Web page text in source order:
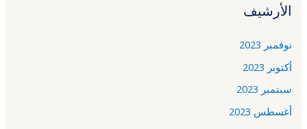
الأرشيف
نوفمبر 2023
أكتوبر 2023
سبتمبر 2023
أغسطس 2023